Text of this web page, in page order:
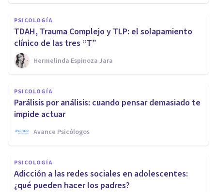
PSICOLOGÍA
TDAH, Trauma Complejo y TLP: el solapamiento
clínico de las tres “T”
Hermelinda Espinoza Jara
PSICOLOGÍA
Parálisis por análisis: cuando pensar demasiado te
impide actuar
Avance Psicólogos
PSICOLOGÍA
Adicción a las redes sociales en adolescentes:
¿qué pueden hacer los padres?